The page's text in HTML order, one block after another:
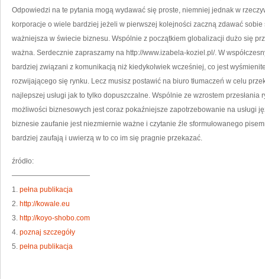
Odpowiedzi na te pytania mogą wydawać się proste, niemniej jednak w
korporacje o wiele bardziej jeżeli w pierwszej kolejności zaczną zdawać
ważniejsza w świecie biznesu. Wspólnie z początkiem globalizacji dużo się
ważna. Serdecznie zapraszamy na http://www.izabela-koziel.pl/. W
bardziej związani z komunikacją niż kiedykolwiek wcześniej, co jest
rozwijającego się rynku. Lecz musisz postawić na biuro tłumaczeń w celu
najlepszej usługi jak to tylko dopuszczalne. Wspólnie ze wzrostem
możliwości biznesowych jest coraz pokaźniejsze zapotrzebowanie na usługi
biznesie zaufanie jest niezmiernie ważne i czytanie źle sformułowanego
bardziej zaufają i uwierzą w to co im się pragnie przekazać.
źródło:
———————————
1. pełna publikacja
2. http://kowale.eu
3. http://koyo-shobo.com
4. poznaj szczegóły
5. pełna publikacja